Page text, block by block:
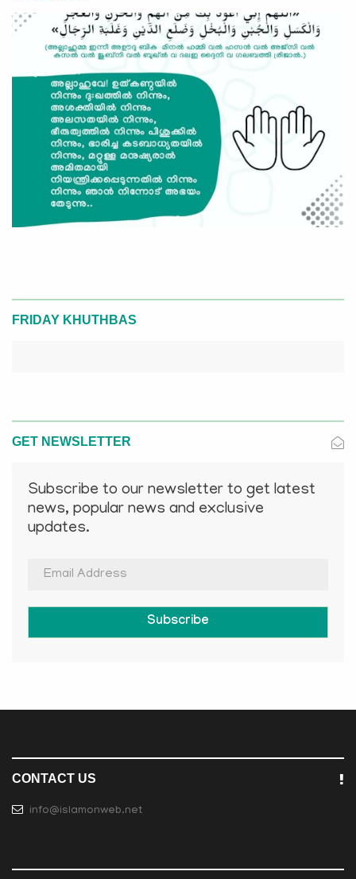
FRIDAY KHUTHBAS
GET NEWSLETTER
Subscribe to our newsletter to get latest
news, popular news and exclusive
updates.
Subscribe
CONTACT US
info@islamonweb.net